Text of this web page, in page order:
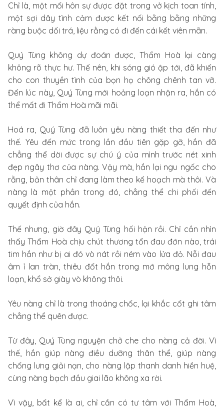
Chỉ là, một mối hôn sự được đặt trong vở kịch toan tính,
một sợi dây tình cảm được kết nối bằng bằng những
ràng buộc dối trá, liệu rằng có đi đến cái kết viên mãn.
Quý Tùng không dự đoán được, Thẩm Hoà lại càng
không rõ thực hư. Thế nên, khi sóng gió ập tới, đã khiến
cho con thuyền tình của bọn họ chông chênh tan vỡ.
Đến lúc này, Quý Tùng mới hoảng loạn nhận ra, hắn có
thể mất đi Thẩm Hoà mãi mãi.
Hoá ra, Quý Tùng đã luôn yêu nàng thiết tha đến như
thế. Yêu đến mức trong lần đầu tiên gặp gỡ, hắn đã
chẳng thể dời được sự chú ý của mình trước nét xinh
đẹp ngây thơ của nàng. Vậy mà, hắn lại ngu ngốc cho
rằng, bản thân chỉ đang làm theo kế hoạch mà thôi. Và
nàng là một phần trong đó, chẳng thể chi phối đến
quyết định của hắn.
Thế nhưng, giờ đây Quý Tùng hối hận rồi. Chỉ cần nhìn
thấy Thẩm Hoà chịu chút thương tổn đau đớn nào, trái
tim hắn như bị ai đó vò nát rồi ném vào lửa đỏ. Nỗi đau
âm ỉ lan tràn, thiêu đốt hắn trong mớ mông lung hỗn
loạn, khổ sở giày vò không thôi.
Yêu nàng chỉ là trong thoáng chốc, lại khắc cốt ghi tâm
chẳng thể quên được.
Từ đây, Quý Tùng nguyện chở che cho nàng cả đời. Vì
thế, hắn giúp nàng điều dưỡng thân thể, giúp nàng
chống lưng giải nạn, cho nàng lập thanh danh hiền huệ,
cùng nàng bạch đầu giai lão không xa rời.
Vì vậy, bất kể là ai, chỉ cần có tư tâm với Thẩm Hoà,